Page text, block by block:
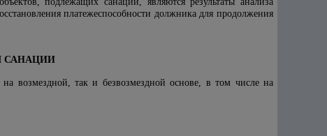
платежеспособности должника для продолжения
САНАЦИИ
на возмездной, так и безвозмездной основе, в том числе на